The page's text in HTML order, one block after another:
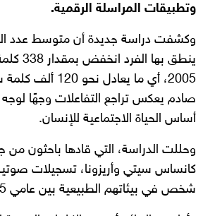
وتطبيقات المراسلة الرقمية.
وكشفت دراسة جديدة أن متوسط عدد
ينطق
2005، أي ما يعادل
صادم يعكس تراجع التفاعلات وجهًا
أساس الحياة الاجتماعية للإنسان.
وحللت الدراسة، التي قادها باحثون
شخص في بيئاتهم الطبيعية بين عامي 2005 و2019.